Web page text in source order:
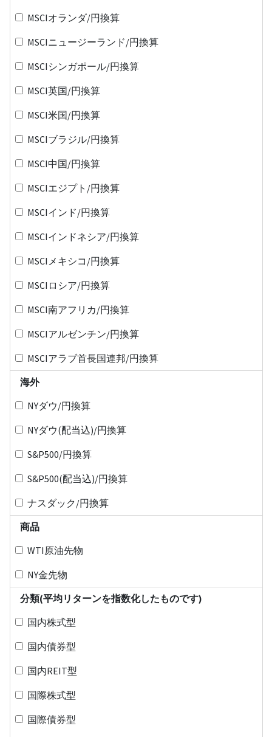
MSCIオランダ/円換算
MSCIニュージーランド/円換算
MSCIシンガポール/円換算
MSCI英国/円換算
MSCI米国/円換算
MSCIブラジル/円換算
MSCI中国/円換算
MSCIエジプト/円換算
MSCIインド/円換算
MSCIインドネシア/円換算
MSCIメキシコ/円換算
MSCIロシア/円換算
MSCI南アフリカ/円換算
MSCIアルゼンチン/円換算
MSCIアラブ首長国連邦/円換算
海外
NYダウ/円換算
NYダウ(配当込)/円換算
S&P500/円換算
S&P500(配当込)/円換算
ナスダック/円換算
商品
WTI原油先物
NY金先物
分類(平均リターンを指数化したものです)
国内株式型
国内債券型
国内REIT型
国際株式型
国際債券型